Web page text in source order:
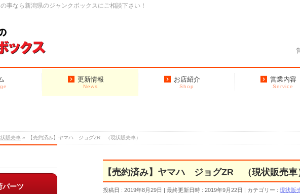
事なら新潟県のジャンクボックスにご相談下さい！
更新情報
News
お店紹介
Shop
営業内容
Service
販売車 » 【売約済み】ヤマハ ジョグZR （現状販売車）
【売約済み】ヤマハ ジョグZR （現状販売車
投稿日 : 2019年8月29日 最終更新日時 : 2019年9月22日 カテゴリー : 現状販
パーツ